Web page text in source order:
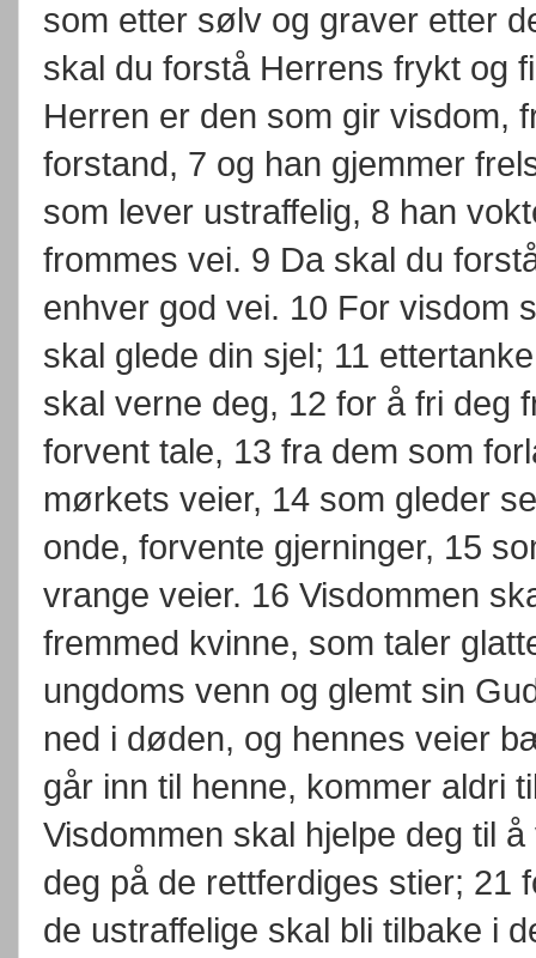
som etter sølv og graver etter
skal du forstå Herrens frykt og
Herren er den som gir visdom,
forstand, 7 og han gjemmer
som lever ustraffelig, 8 han
frommes vei. 9 Da skal du
enhver god vei. 10 For visdom
skal glede din sjel; 11
skal verne deg, 12 for å fri deg
forvent tale, 13 fra dem som
mørkets veier, 14 som gleder
onde, forvente gjerninger, 15
vrange veier. 16 Visdommen
fremmed kvinne, som taler
ungdoms venn og glemt sin
ned i døden, og hennes veier
går inn til henne, kommer aldri
Visdommen skal hjelpe deg til
deg på de rettferdiges stier; 21
de ustraffelige skal bli tilbake i